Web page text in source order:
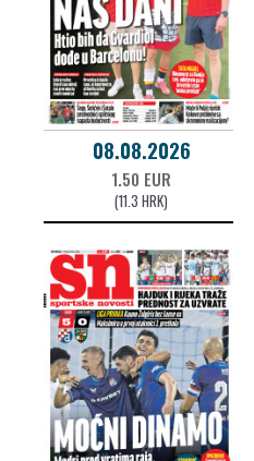
08.08.2026
1.50 EUR
(11.3 HRK)